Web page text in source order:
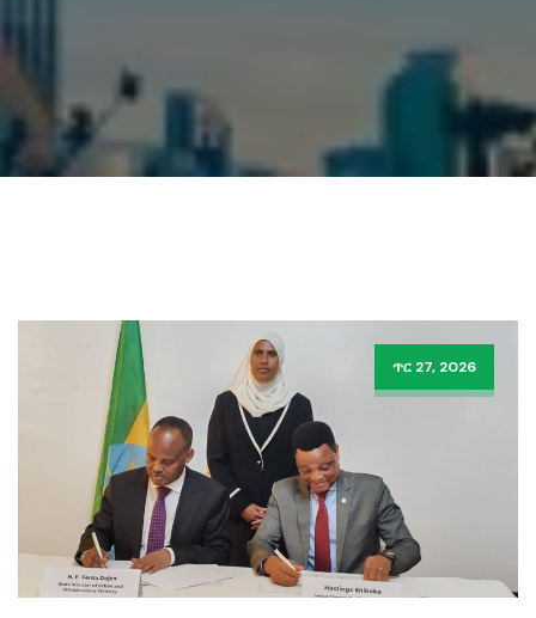
ጥር 27, 2026